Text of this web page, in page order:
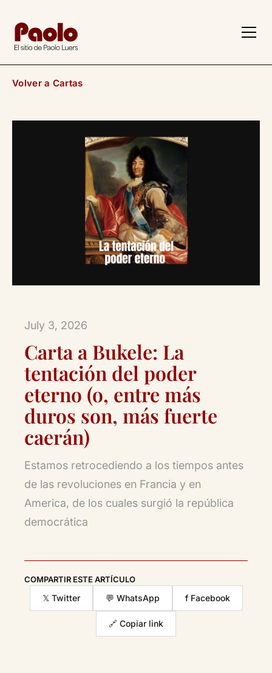
Volver a Cartas
July 3, 2026
Carta a Bukele: La
tentación del poder
eterno (o, entre más
duros son, más fuerte
caerán)
Estamos retrocediendo a los tiempos antes
de las revoluciones en Francia y en
America, de los cuales surgió la república
democrática
COMPARTIR ESTE ARTÍCULO
𝕏 Twitter 💬 WhatsApp f Facebook
🔗 Copiar link